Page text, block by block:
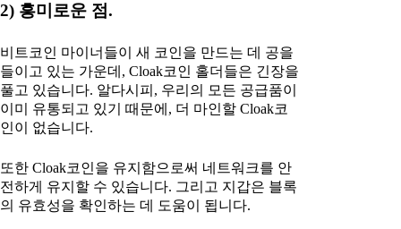
2) 흥미로운 점.
비트코인 마이너들이 새 코인을 만드는 데 공을
들이고 있는 가운데, Cloak코인 홀더들은 긴장을
풀고 있습니다. 알다시피, 우리의 모든 공급품이
이미 유통되고 있기 때문에, 더 마인할 Cloak코
인이 없습니다.
또한 Cloak코인을 유지함으로써 네트워크를 안
전하게 유지할 수 있습니다. 그리고 지갑은 블록
의 유효성을 확인하는 데 도움이 됩니다.